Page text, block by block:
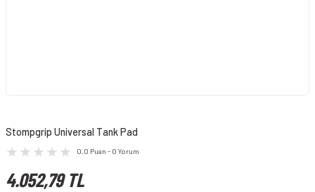
Stompgrip Universal Tank Pad
0.0 Puan - 0 Yorum
4.052,79 TL